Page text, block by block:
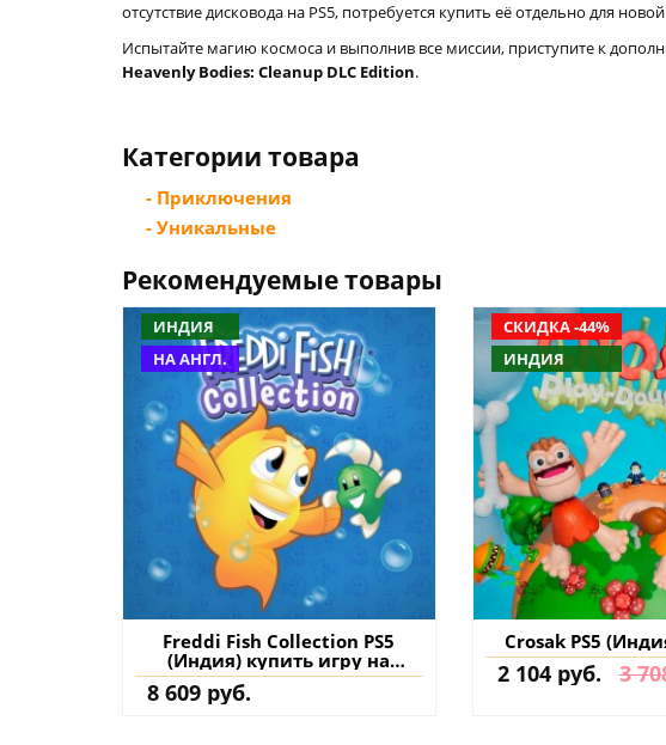
отсутствие дисковода на PS5, потребуется купить её отдельно для
Испытайте магию космоса и выполнив все миссии, приступите к
Heavenly Bodies: Cleanup DLC Edition.
Категории товара
- Приключения
- Уникальные
Рекомендуемые товары
ИНДИЯ
НА АНГЛ.
Freddi Fish Collection PS5
(Индия) купить игру на
аккаунт
8 609 руб.
СКИДКА -44%
ИНДИЯ
Crosak PS5
2 104 руб. 3